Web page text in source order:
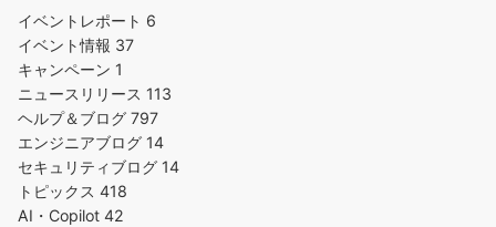
イベントレポート 6
イベント情報 37
キャンペーン 1
ニュースリリース 113
ヘルプ＆ブログ 797
エンジニアブログ 14
セキュリティブログ 14
トピックス 418
AI・Copilot 42